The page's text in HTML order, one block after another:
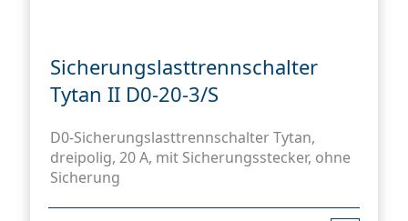
Sicherungslasttrennschalter
Tytan II D0-20-3/S
D0-Sicherungslasttrennschalter Tytan,
dreipolig, 20 A, mit Sicherungsstecker, ohne
Sicherung